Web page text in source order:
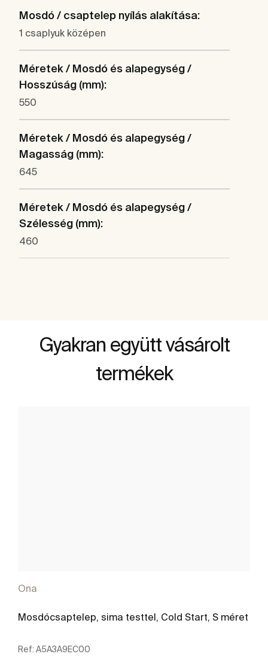
Mosdó / csaptelep nyílás alakítása:
1 csaplyuk középen
Méretek / Mosdó és alapegység /
Hosszúság (mm):
550
Méretek / Mosdó és alapegység /
Magasság (mm):
645
Méretek / Mosdó és alapegység /
Szélesség (mm):
460
Gyakran együtt vásárolt
termékek
Ona
Mosdócsaptelep, sima testtel, Cold Start, S méret
Ref: A5A3A9EC00